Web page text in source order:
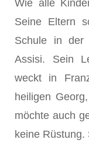
Wie alle
Seine Eltern
Schule in der
Assisi. Sein
weckt in
heiligen
möchte auch
keine Rüstung.